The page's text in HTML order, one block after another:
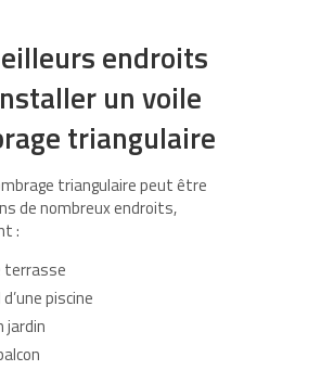
endroits
un voile
triangulaire
triangulaire peut être
de nombreux endroits,
:
terrasse
piscine
jardin